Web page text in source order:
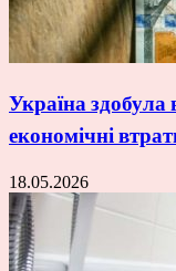
Україна здобула
економічні
18.05.2026